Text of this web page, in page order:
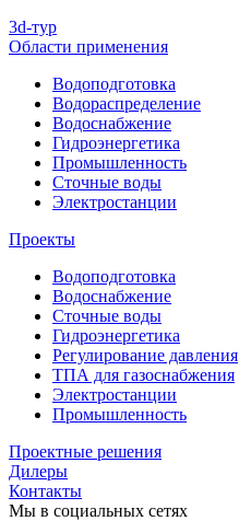
3d-тур
Области применения
Водоподготовка
Водораспределение
Водоснабжение
Гидроэнергетика
Промышленность
Сточные воды
Электростанции
Проекты
Водоподготовка
Водоснабжение
Сточные воды
Гидроэнергетика
Регулирование давления
ТПА для газоснабжения
Электростанции
Промышленность
Проектные решения
Дилеры
Контакты
Мы в социальных сетях